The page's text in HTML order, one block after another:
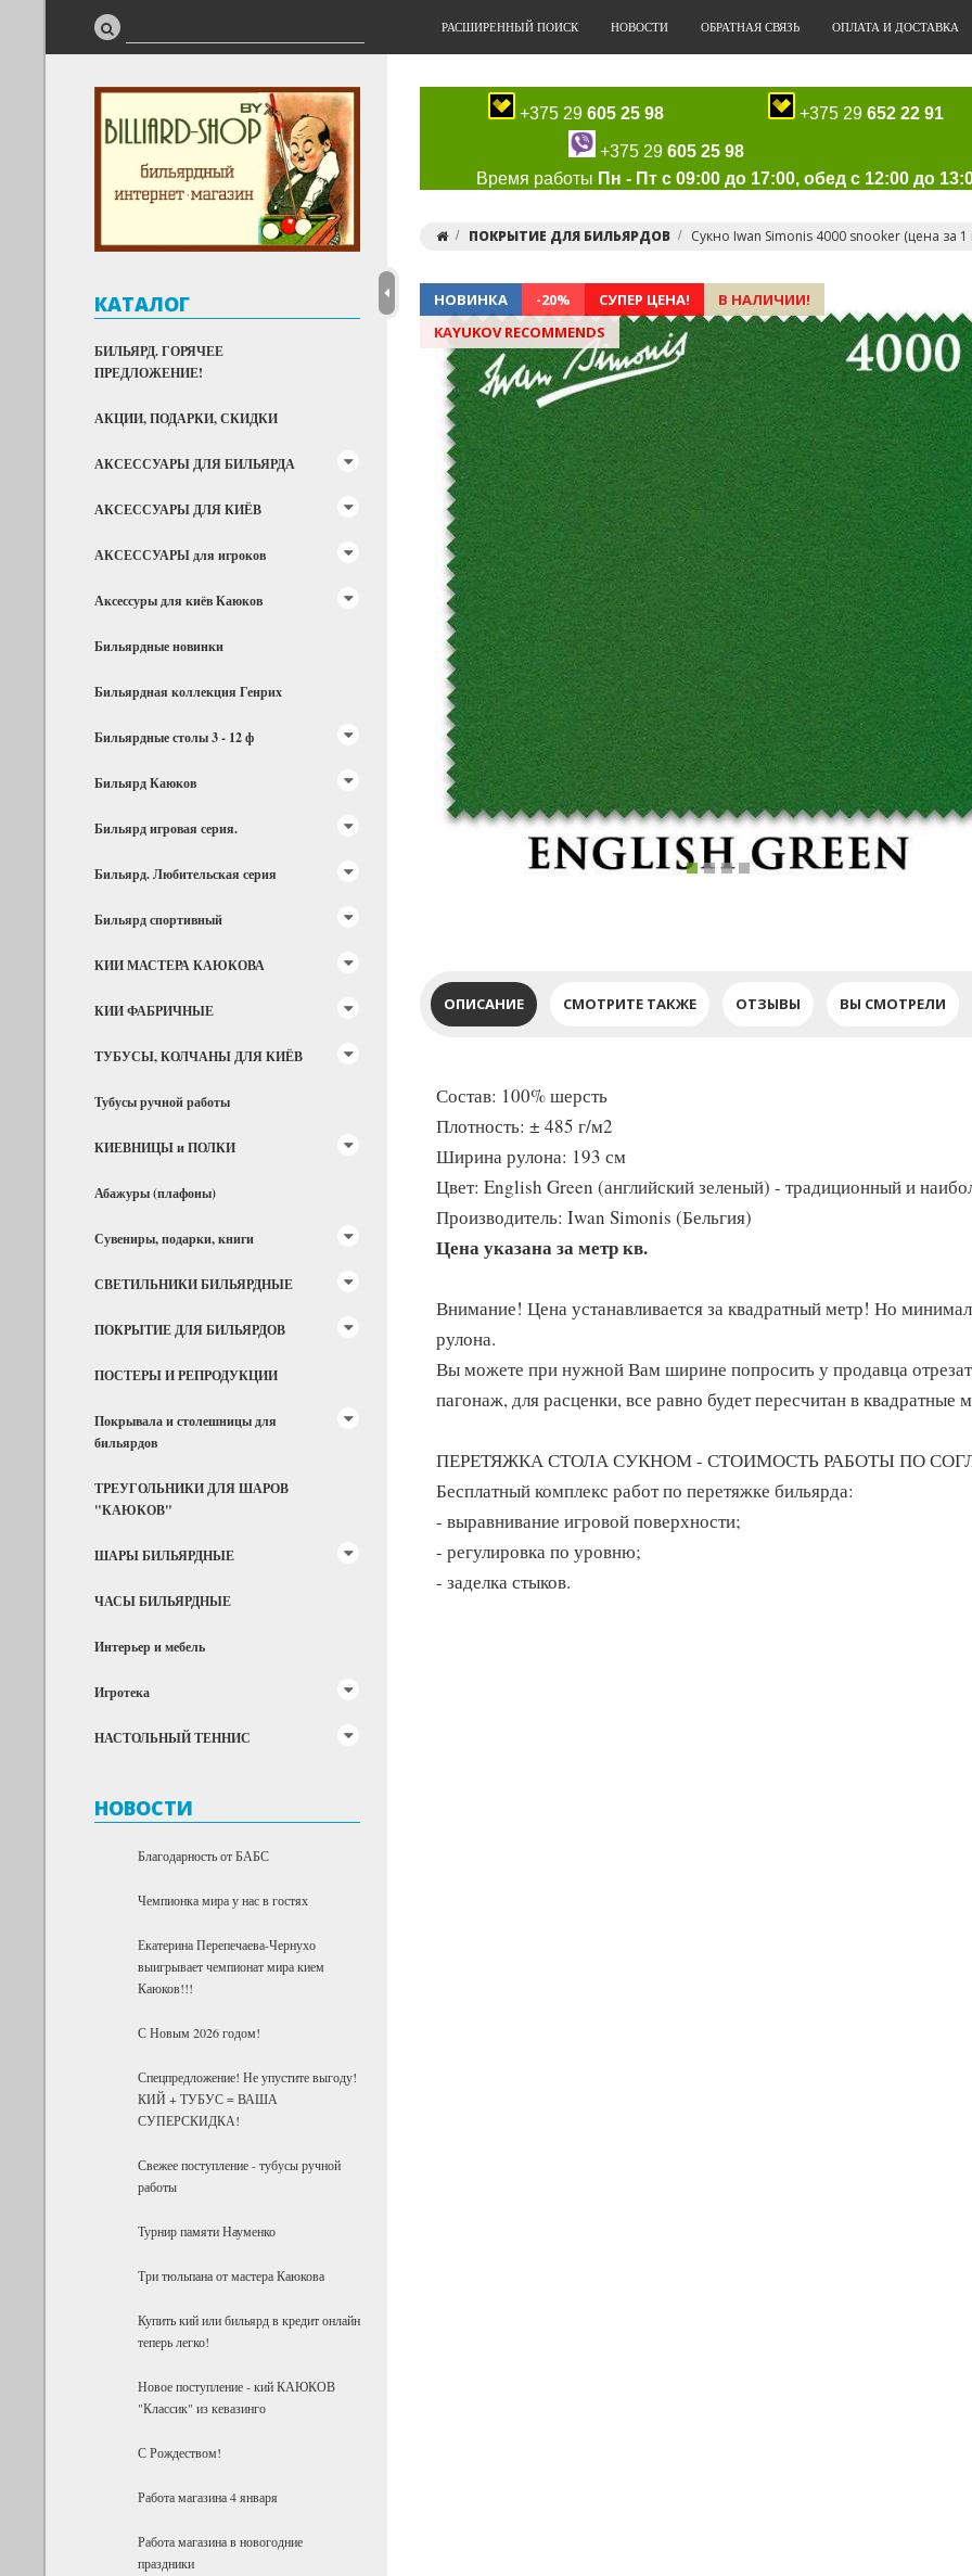
РАСШИРЕННЫЙ ПОИСК НОВОСТИ ОБРАТНАЯ СВЯЗЬ ОПЛАТА И ДОСТАВКА
КАТАЛОГ
БИЛЬЯРД. ГОРЯЧЕЕ
ПРЕДЛОЖЕНИЕ!
АКЦИИ, ПОДАРКИ, СКИДКИ
АКСЕССУАРЫ ДЛЯ БИЛЬЯРДА
АКСЕССУАРЫ ДЛЯ КИЁВ
АКСЕССУАРЫ для игроков
Аксессуры для киёв Каюков
Бильярдные новинки
Бильярдная коллекция Генрих
Бильярдные столы 3 - 12 ф
Бильярд Каюков
Бильярд игровая серия.
Бильярд. Любительская серия
Бильярд спортивный
КИИ МАСТЕРА КАЮКОВА
КИИ ФАБРИЧНЫЕ
ТУБУСЫ, КОЛЧАНЫ ДЛЯ КИЁВ
Тубусы ручной работы
КИЕВНИЦЫ и ПОЛКИ
Абажуры (плафоны)
Сувениры, подарки, книги
СВЕТИЛЬНИКИ БИЛЬЯРДНЫЕ
ПОКРЫТИЕ ДЛЯ БИЛЬЯРДОВ
ПОСТЕРЫ И РЕПРОДУКЦИИ
Покрывала и столешницы для
бильярдов
ТРЕУГОЛЬНИКИ ДЛЯ ШАРОВ
"КАЮКОВ"
ШАРЫ БИЛЬЯРДНЫЕ
ЧАСЫ БИЛЬЯРДНЫЕ
Интерьер и мебель
Игротека
НАСТОЛЬНЫЙ ТЕННИС
НОВОСТИ
Благодарность от БАБС
Чемпионка мира у нас в гостях
Екатерина Перепечаева-Чернухо
выигрывает чемпионат мира кием
Каюков!!!
С Новым 2026 годом!
Спецпредложение! Не упустите выгоду!
КИЙ + ТУБУС = ВАША
СУПЕРСКИДКА!
Свежее поступление - тубусы ручной
работы
Турнир памяти Науменко
Три тюльпана от мастера Каюкова
Купить кий или бильярд в кредит онлайн
теперь легко!
Новое поступление - кий КАЮКОВ
"Классик" из кевазинго
С Рождеством!
Работа магазина 4 января
Работа магазина в новогодние
праздники
+375 29 605 25 98 +375 29 652 22 91
+375 29 605 25 98
Время работы Пн - Пт с 09:00 до 17:00, обед с 12:00 до
ПОКРЫТИЕ ДЛЯ БИЛЬЯРДОВ Сукно Iwan Simonis 4000 snooker (цена за 1
НОВИНКА -20% СУПЕР ЦЕНА!
В НАЛИЧИИ!
KAYUKOV RECOMMENDS
ОПИСАНИЕ СМОТРИТЕ ТАКЖЕ ОТЗЫВЫ ВЫ СМОТРЕЛИ
Состав: 100% шерсть
Плотность: ± 485 г/м2
Ширина рулона: 193 см
Цвет: English Green (английский зеленый) - традиционный и
Производитель: Iwan Simonis (Бельгия)
Цена указана за метр кв.
Внимание! Цена устанавливается за квадратный метр! Но
рулона.
Вы можете при нужной Вам ширине попросить у продавца
пагонаж, для расценки, все равно будет пересчитан в квадратные
ПЕРЕТЯЖКА СТОЛА СУКНОМ - СТОИМОСТЬ РАБОТЫ ПО
Бесплатный комплекс работ по перетяжке бильярда:
- выравнивание игровой поверхности;
- регулировка по уровню;
- заделка стыков.